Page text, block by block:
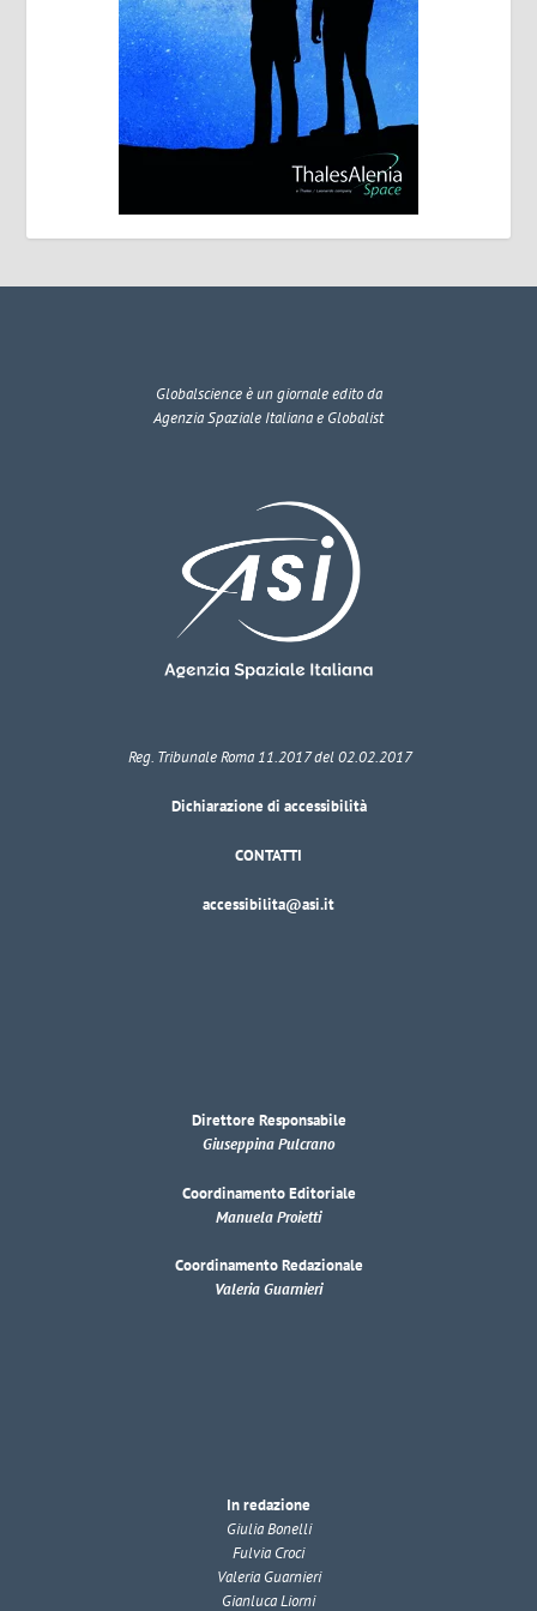
Globalscienceè un giornale edito da
Agenzia Spaziale Italiana e Globalist
Reg. Tribunale Roma 11.2017 del 02.02.2017
Dichiarazione di accessibilità
CONTATTI
accessibilita@asi.it
Direttore Responsabile
Giuseppina Pulcrano
Coordinamento Editoriale
Manuela Proietti
Coordinamento Redazionale
Valeria Guarnieri
In redazione
Giulia Bonelli
Fulvia Croci
Valeria Guarnieri
Gianluca Liorni